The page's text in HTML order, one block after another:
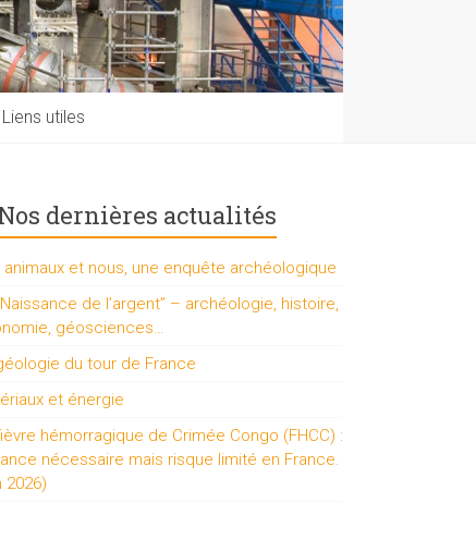
Liens utiles
dernières actualités
animaux et nous, une enquête archéologique
Naissance de l’argent” – archéologie, histoire,
géosciences…
du tour de France
et énergie
hémorragique de Crimée Congo (FHCC) :
nécessaire mais risque limité en France.
2026)